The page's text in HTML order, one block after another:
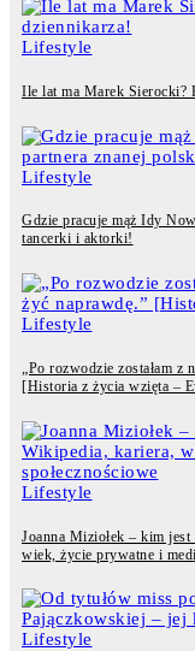
Lifestyle
Ile lat ma Marek Sierocki?
Lifestyle
Gdzie pracuje mąż Idy
tancerki i aktorki!
Lifestyle
„Po rozwodzie zostałam z
[Historia z życia wzięta –
Lifestyle
Joanna Miziołek – kim
wiek, życie prywatne i
Lifestyle